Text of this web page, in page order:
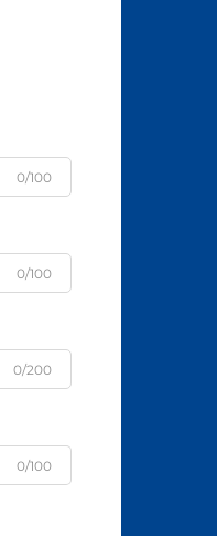
0/100
0/100
0/200
0/100